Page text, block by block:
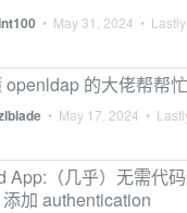
• May 31, 2024 •
openldap 的大佬帮帮忙
• May 17, 2024 •
App:（几乎）无需代
加 authentication